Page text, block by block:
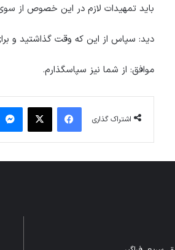
باید تمهیدات لازم در این خصوص از
دید: سپاس از این که وقت گذاشتید و
موافق: از شما نیز سپاسگذارم.
اشتراک گذاری
فیس بوک X